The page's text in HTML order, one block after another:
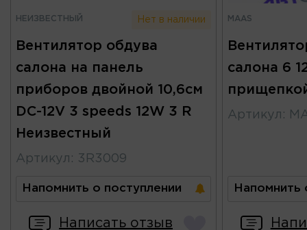
НЕИЗВЕСТНЫЙ Нет в наличии
Вентилятор обдува
салона на панель
приборов двойной 10,6см
DC-12V 3 speeds 12W 3 R
Неизвестный
Артикул : 3R3009
Напомнить о поступлении
Написать отзыв
MAAS
салона 6
Артикул :
Напомнить